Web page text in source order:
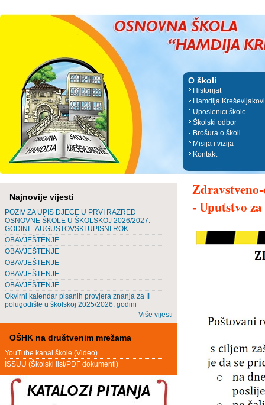
O školi
Historijat
Hamdija
Uposlenici škole
Školski odbor
Brošura o školi
Misija i vizija
Kontakt
Najnovije vijesti
POZIV ZA UPIS DJECE U PRVI RAZRED
OSNOVNE ŠKOLE U ŠKOLSKOJ 2026/2027.
GODINI - AUGUSTOVSKI UPISNI ROK
OBAVJEŠTENJE
OBAVJEŠTENJE
OBAVJEŠTENJE
OBAVJEŠTENJE
OBAVJEŠTENJE
Okvirni kalendar pisanih provjera znanja za II
polugodište u školskoj 2025/2026. godini
Više vijesti
OŠHK na društvenim mrežama
YouTube kanal škole (Video)
ISSUU (Školski list/PDF dokumenti)
- Uputstvo